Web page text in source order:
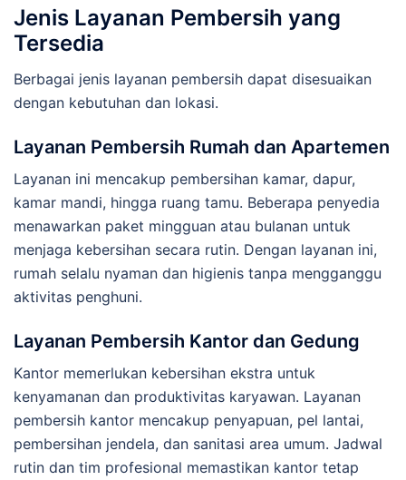
Jenis Layanan Pembersih yang
Tersedia
Berbagai jenis layanan pembersih dapat disesuaikan
dengan kebutuhan dan lokasi.
Layanan Pembersih Rumah dan Apartemen
Layanan ini mencakup pembersihan kamar, dapur,
kamar mandi, hingga ruang tamu. Beberapa penyedia
menawarkan paket mingguan atau bulanan untuk
menjaga kebersihan secara rutin. Dengan layanan ini,
rumah selalu nyaman dan higienis tanpa mengganggu
aktivitas penghuni.
Layanan Pembersih Kantor dan Gedung
Kantor memerlukan kebersihan ekstra untuk
kenyamanan dan produktivitas karyawan. Layanan
pembersih kantor mencakup penyapuan, pel lantai,
pembersihan jendela, dan sanitasi area umum. Jadwal
rutin dan tim profesional memastikan kantor tetap